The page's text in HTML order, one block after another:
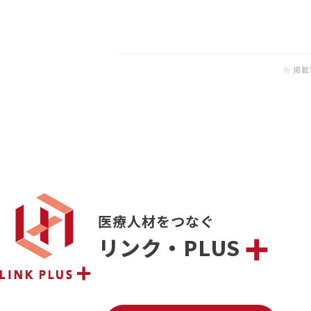
※ 掲載
医療人材をつなぐ
リンク・PLUS